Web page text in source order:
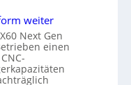
weiter
Next Gen
einen